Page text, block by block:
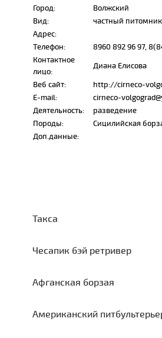
Город:
Волжский
Вид:
частный питомник
Адрес:
Телефон:
8960 892 96 97,
Контактное
лицо:
Диана Елисова
Веб сайт:
http://cirneco-
E-mail:
cirneco-
Деятельность:
разведение
Породы:
Сицилийская
Доп.данные:
Такса
Чесапик бэй ретривер
Афганская борзая
Американский